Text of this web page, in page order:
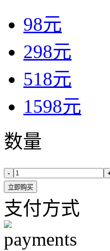
98元
298元
518元
1598元
数量
-
立即购买
支付方式